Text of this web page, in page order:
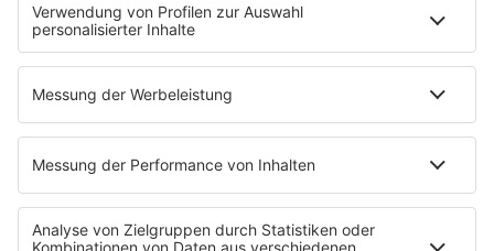
News
Highlights
Charts
EVENTS
Kontakt
Newsletter
Empfang